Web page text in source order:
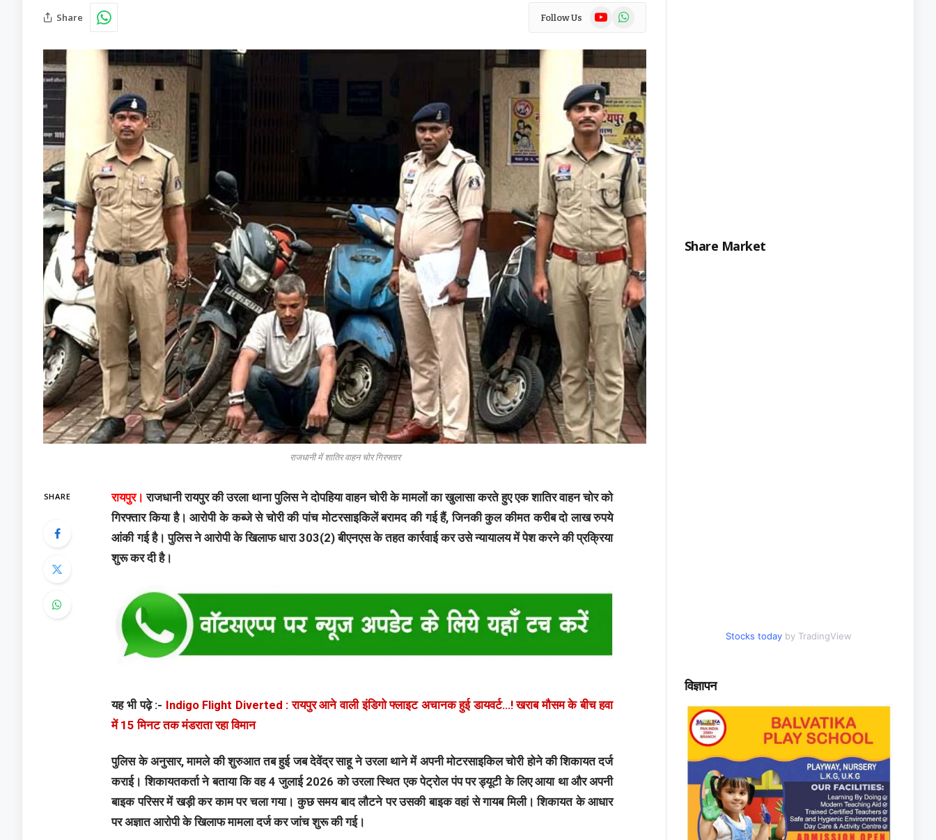
Share Follow Us YouTubeWhatsApp
राजधानी में शातिर वाहन चोर गिरफ्तार
SHARE रायपुर। राजधानी रायपुर की उरला थाना पुलिस ने दोपहिया वाहन चोरी के मामलों का खुलासा करते हुए एक शातिर वाहन चोर को
गिरफ्तार किया है। आरोपी के कब्जे से चोरी की पांच मोटरसाइकिलें बरामद की गई हैं, जिनकी कुल कीमत करीब दो लाख रुपये
आंकी गई है। पुलिस ने आरोपी के खिलाफ धारा 303(2) बीएनएस के तहत कार्रवाई कर उसे न्यायालय में पेश करने की प्रक्रिया
शुरू कर दी है।
यह भी पढ़े :- Indigo Flight Diverted : रायपुर आने वाली इंडिगो फ्लाइट अचानक हुई डायवर्ट…! खराब मौसम के बीच हवा
में 15 मिनट तक मंडराता रहा विमान
पुलिस के अनुसार, मामले की शुरुआत तब हुई जब देवेंद्र साहू ने उरला थाने में अपनी मोटरसाइकिल चोरी होने की शिकायत दर्ज
कराई। शिकायतकर्ता ने बताया कि वह 4 जुलाई 2026 को उरला स्थित एक पेट्रोल पंप पर ड्यूटी के लिए आया था और अपनी
बाइक परिसर में खड़ी कर काम पर चला गया। कुछ समय बाद लौटने पर उसकी बाइक वहां से गायब मिली। शिकायत के आधार
पर अज्ञात आरोपी के खिलाफ मामला दर्ज कर जांच शुरू की गई।
Share Market
Stocks today by TradingView
विज्ञापन